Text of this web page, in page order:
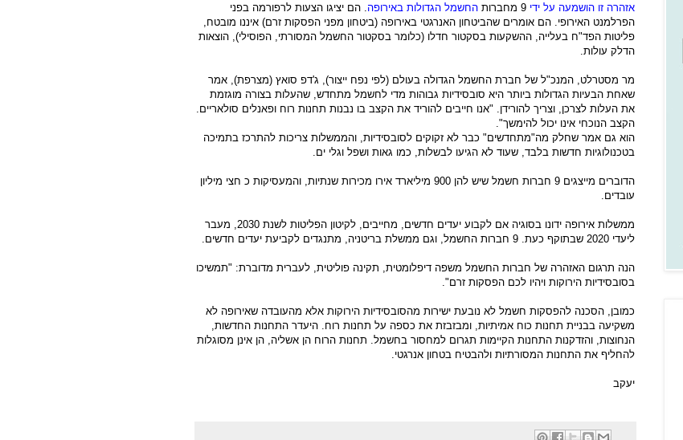
אזהרה זו הושמעה על ידי החשמל הגדולות באירופה . הם יציגו הצעות לרפורמה בפני
הפרלמנט האירופי. הם אומרים שהביטחון האנרגטי באירופה (ביטחון מפני הפסקות זרם) איננו מובטח,
פליטות הפד"ח בעלייה, ההשקעות בסקטור חדלו (כלומר בסקטור החשמל המסורתי, הפוסילי), הוצאות
הדלק עולות.
מר מסטרלט, המנכ"ל של חברת החשמל הגדולה בעולם (לפי נפח ייצור), ג'דפ סואץ (מצרפת), אמר
שאחת הבעיות הגדולות ביותר היא סובסידיות גבוהות מדי לחשמל מתחדש, שהעלות בצורה מוגזמת
את העלות לצרכן, וצריך להורידן. "אנו חייבים להוריד את הקצב בו נבנות תחנות רוח ופאנלים סולאריים.
הקצב הנוכחי אינו יכול להימשך".
הוא גם אמר שחלק מה"מתחדשים" כבר לא זקוקים לסובסידיות, והממשלות צריכות להתרכז בתמיכה
בטכנולוגיות חדשות בלבד, שעוד לא הגיעו לבשלות, כמו גאות ושפל וגלי ים.
הדוברים מייצגים 9 חברות חשמל שיש להן 900 מיליארד אירו מכירות שנתיות, והמעסיקות כ חצי מיליון
עובדים.
ממשלות אירופה ידונו בסוגיה אם לקבוע יעדים חדשים, מחייבים, לקיטון הפליטות לשנת 2030, מעבר
ליעדי 2020 שבתוקף כעת. 9 חברות החשמל, וגם ממשלת בריטניה, מתנגדים לקביעת יעדים חדשים.
הנה תרגום האזהרה של חברות החשמל משפה דיפלומטית, תקינה פוליטית, לעברית מדוברת: "תמשיכו
בסובסידיות הירוקות ויהיו לכם הפסקות זרם".
כמובן, הסכנה להפסקות חשמל לא נובעת ישירות מהסובסידיות הירוקות אלא מהעובדה שאירופה לא
משקיעה בבניית תחנות כוח אמיתיות, ומבזבזת את כספה על תחנות רוח. היעדר התחנות החדשות,
הנחוצות, והזדקנות התחנות הקיימות תגרום למחסור בחשמל. תחנות הרוח הן אשליה, הן אינן מסוגלות
להחליף את התחנות המסורתיות ולהבטיח בטחון אנרגטי.
יעקב